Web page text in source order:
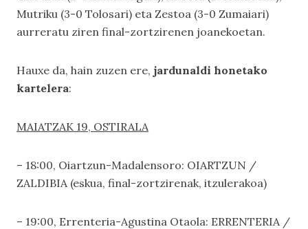
Mutriku (3-0 Tolosari) eta Zestoa (3-0 Zumaiari)
aurreratu ziren final-zortzirenen joanekoetan.
Hauxe da, hain zuzen ere, jardunaldi honetako
kartelera:
MAIATZAK 19, OSTIRALA
– 18:00, Oiartzun-Madalensoro: OIARTZUN /
ZALDIBIA (eskua, final-zortzirenak, itzulerakoa)
– 19:00, Errenteria-Agustina Otaola: ERRENTERIA /